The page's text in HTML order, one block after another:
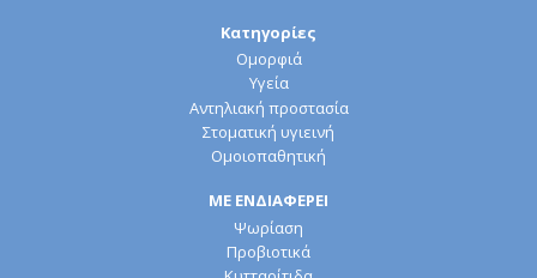
Κατηγορίες
Ομορφιά
Υγεία
Αντηλιακή προστασία
Στοματική υγιεινή
Ομοιοπαθητική
ΜΕ ΕΝΔΙΑΦΕΡΕΙ
Ψωρίαση
Προβιοτικά